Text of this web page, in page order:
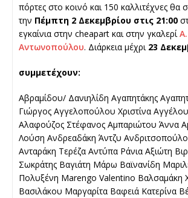
πόρτες στο κοινό και 150 καλλιτέχνες θα
την Πέμπτη 2 Δεκεμβρίου στις 21:00
εγκαίνια στην cheapart και στην γκαλερίΑ.
Αντωνοπούλου. Διάρκεια μέχρι23
συμμετέχουν:
Αβραμίδου/ Δανιηλίδη Αγαπητάκης
Γιώργος Αγγελοπούλου Χριστίνα
Αλαφούζος Στέφανος Αμπαριώτου Άννα
Λούση Ανδρεαδάκη Άντζυ
Ανταράκη Τερέζα Αντύπα Ράνια Αξιώτη
Σωκράτης Βαγιάτη Μάρω Βαϊνανίδη
Πολυξένη Marengo Valentino Βαλσαμάκη
Βασιλάκου Μαργαρίτα Βαφειά Κατερίνα